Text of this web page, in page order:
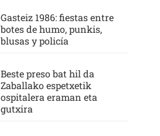
Gasteiz 1986: fiestas entre
botes de humo, punkis,
blusas y policía
Beste preso bat hil da
Zaballako espetxetik
ospitalera eraman eta
gutxira